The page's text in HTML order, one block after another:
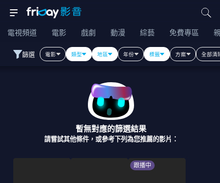
電視頻道 電影 戲劇 動漫 綜藝 免費專區
篩選 電影 類型 地區 年份 標籤 方案 全部清
暫無對應的篩選結果
請嘗試其他條件，或參考下列為您推薦的影片：
跟播中